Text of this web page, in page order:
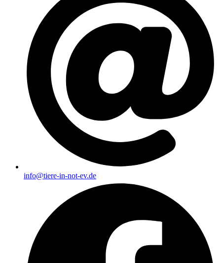
info@tiere-in-not-ev.de